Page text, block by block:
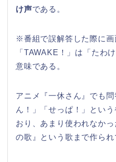
け声である。
※番組で誤解答した際に画
「TAWAKE！」は「たわ
意味である。
アニメ『一休さん』でも
ん！」「せっぱ！」とい
おり、あまり使われなか
の歌』という歌まで作られ